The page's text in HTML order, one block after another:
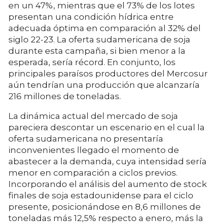
en un 47%, mientras que el 73% de los lotes
presentan una condición hídrica entre
adecuada óptima en comparación al 32% del
siglo 22-23. La oferta sudamericana de soja
durante esta campaña, si bien menor a la
esperada, sería récord. En conjunto, los
principales paraísos productores del Mercosur
aún tendrían una producción que alcanzaría
216 millones de toneladas.
La dinámica actual del mercado de soja
pareciera descontar un escenario en el cual la
oferta sudamericana no presentaría
inconvenientes llegado el momento de
abastecer a la demanda, cuya intensidad sería
menor en comparación a ciclos previos.
Incorporando el análisis del aumento de stock
finales de soja estadounidense para el ciclo
presente, posicionándose en 8,6 millones de
toneladas más 12,5% respecto a enero, más la